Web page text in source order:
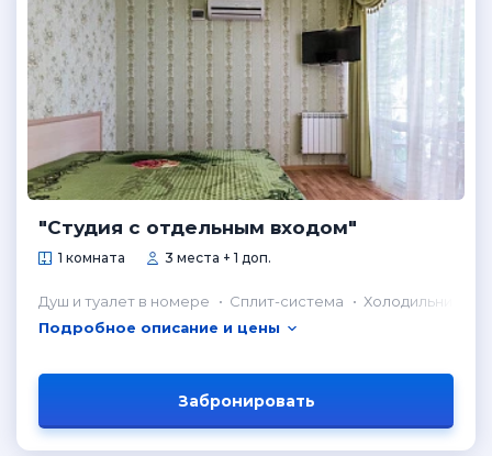
"Студия с отдельным входом"
1 комната 3 места + 1 доп.
Душ и туалет в номере Сплит-система
Холодильник в
Подробное описание и цены
Забронировать